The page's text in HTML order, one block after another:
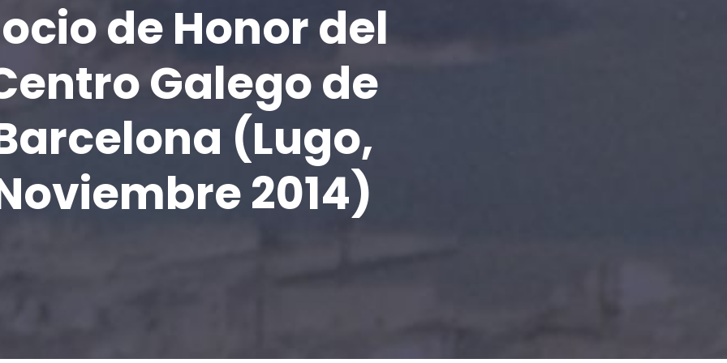
de Honor del
Galego de
(Lugo,
2014)